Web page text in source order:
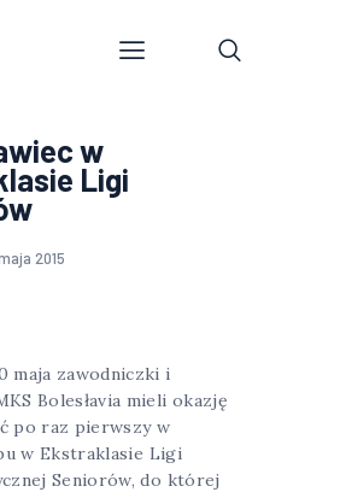
w
Ligi
2015
maja zawodniczki i
Bolesłavia mieli okazję
po raz pierwszy w
w Ekstraklasie Ligi
Seniorów, do której